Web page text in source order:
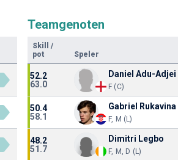
Teamgenoten
Skill
/
pot
Speler
52.2
63.0
Daniel Adu-Adjei
F (C)
50.4
58.1
Gabriel Rukavina
F, M (L)
48.2
51.7
Dimitri Legbo
F, M, D (L)